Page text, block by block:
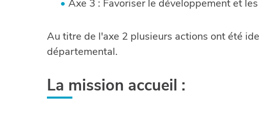
Axe 3 : Favoriser le développement et
Au titre de l'axe 2 plusieurs actions ont été
départemental.
La mission accueil :